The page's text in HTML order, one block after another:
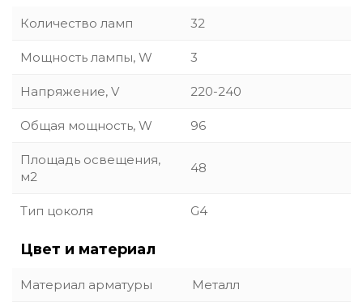
Количество ламп 32
Мощность лампы, W 3
Напряжение, V 220-240
Общая мощность, W 96
Площадь освещения,
м2
48
Тип цоколя G4
Цвет и материал
Материал арматуры Металл